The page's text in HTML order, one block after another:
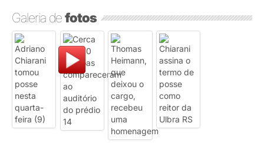
Galeria defotos